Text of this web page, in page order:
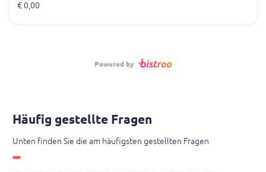
€ 0,00
Powered by
Häufig gestellte Fragen
Unten finden Sie die am häufigsten gestellten Fragen